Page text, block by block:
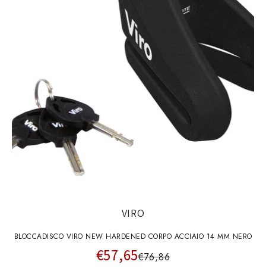
VIRO
BLOCCADISCO VIRO NEW HARDENED CORPO ACCIAIO 14 MM NERO
€57,65€76,86